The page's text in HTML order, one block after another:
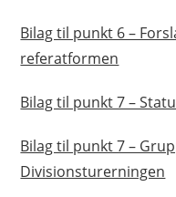
Bilag til punkt 6 –
referatformen
Bilag til punkt 7 –
Bilag til punkt 7 –
Divisionsturerningen